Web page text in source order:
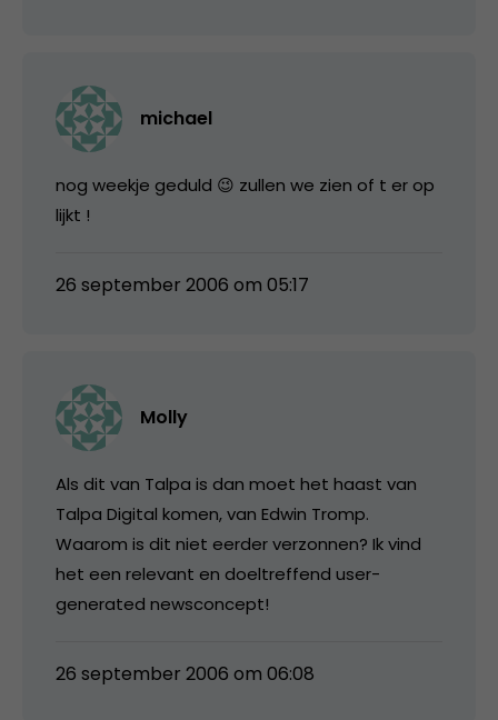
michael
nog weekje geduld 😉 zullen we zien of t er op
lijkt !
26 september 2006 om 05:17
Molly
Als dit van Talpa is dan moet het haast van
Talpa Digital komen, van Edwin Tromp.
Waarom is dit niet eerder verzonnen? Ik vind
het een relevant en doeltreffend user-
generated newsconcept!
26 september 2006 om 06:08